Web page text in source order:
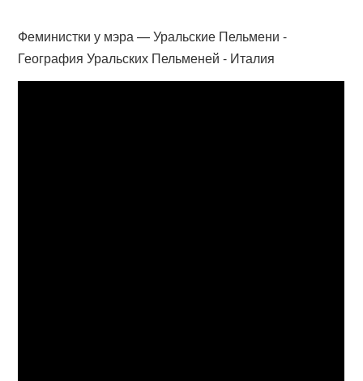
Феминистки у мэра — Уральские Пельмени -
География Уральских Пельменей - Италия